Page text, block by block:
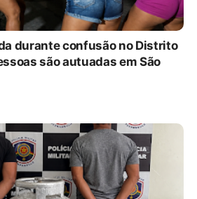
durante confusão no Distrito
são autuadas em São